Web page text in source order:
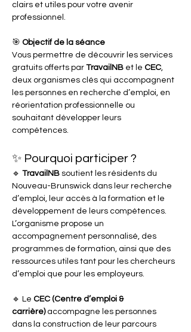
clairs et utiles pour votre avenir
professionnel.
🎯 Objectif de la séance
Vous permettre de découvrir les services
gratuits offerts par TravailNB et le CEC,
deux organismes clés qui accompagnent
les personnes en recherche d’emploi, en
réorientation professionnelle ou
souhaitant développer leurs
compétences.
✨ Pourquoi participer ?
🔹 TravailNB soutient les résidents du
Nouveau-Brunswick dans leur recherche
d’emploi, leur accès à la formation et le
développement de leurs compétences.
L’organisme propose un
accompagnement personnalisé, des
programmes de formation, ainsi que des
ressources utiles tant pour les chercheurs
d’emploi que pour les employeurs.
🔹 Le CEC (Centre d’emploi &
carrière) accompagne les personnes
dans la construction de leur parcours